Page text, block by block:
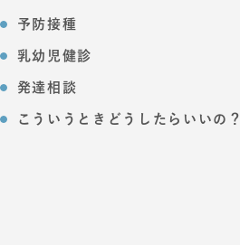
予防接種
乳幼児健診
発達相談
こういうときどうしたらいいの？